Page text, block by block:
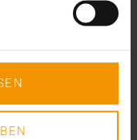
utiliser le